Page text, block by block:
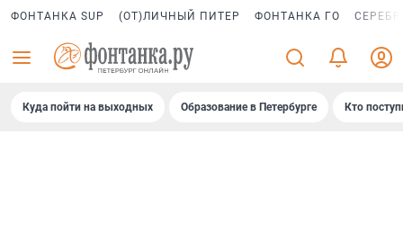
ФОНТАНКА SUP (ОТ)ЛИЧНЫЙ ПИТЕР ФОНТАНКА ГО
Куда пойти на выходных Образование в Петербурге Кто